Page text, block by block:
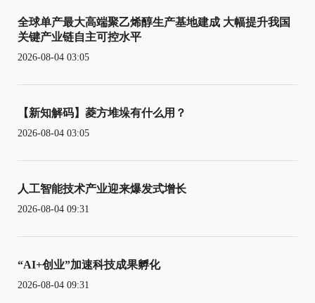
全球单产最大高端聚乙烯醇生产基地建成 大幅提升我国
关键产业链自主可控水平
2026-08-04 03:05
【新知解码】菱方堆垛有什么用？
2026-08-04 03:05
人工智能技术产业迎来爆发式增长
2026-08-04 09:31
“AI+创业”加速科技成果孵化
2026-08-04 09:31